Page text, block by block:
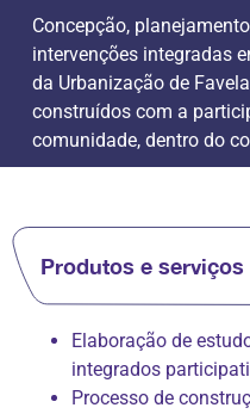
Concepção,
intervenções integradas
da Urbanização de
construídos com a
comunidade, dentro do
Produtos e serviços
Elaboração de
integrados
Processo de